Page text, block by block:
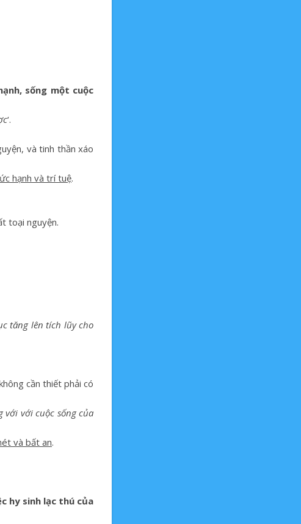
sống một cuộc
‘.
và tinh thần xáo
hạnh và trí tuệ.
toại nguyện.
tăng lên tích lũy cho
cần thiết phải có
với cuộc sống của
và bất an.
hy sinh lạc thú của